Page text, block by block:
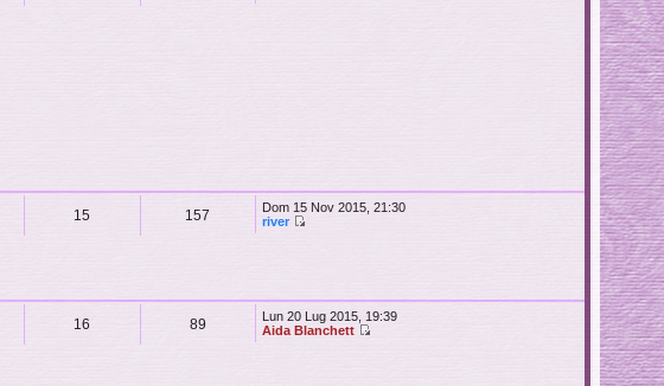
15 157
Dom 15 Nov 2015, 21:30
river
16 89
Lun 20 Lug 2015, 19:39
Aida Blanchett